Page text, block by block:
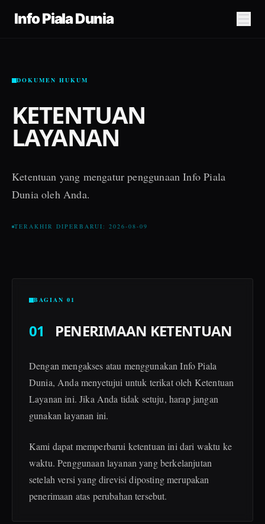
Info Piala Dunia
DOKUMEN HUKUM
KETENTUAN
LAYANAN
Ketentuan yang mengatur penggunaan Info Piala
Dunia oleh Anda.
TERAKHIR DIPERBARUI: 2026-08-09
BAGIAN 01
01 PENERIMAAN KETENTUAN
Dengan mengakses atau menggunakan Info Piala
Dunia, Anda menyetujui untuk terikat oleh Ketentuan
Layanan ini. Jika Anda tidak setuju, harap jangan
gunakan layanan ini.
Kami dapat memperbarui ketentuan ini dari waktu ke
waktu. Penggunaan layanan yang berkelanjutan
setelah versi yang direvisi diposting merupakan
penerimaan atas perubahan tersebut.